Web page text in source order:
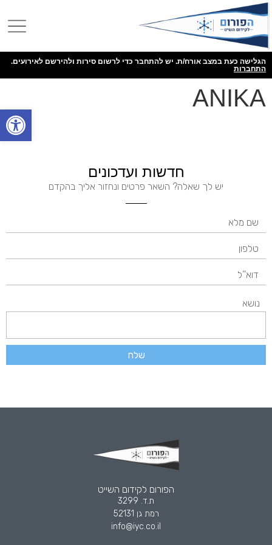
הגלישה כעת במצב אורח/ת. יש להתחבר כדי לרשום סירות ולהירשם לאירועים.
התחברות
ANIKA
חדשות ועדכונים
יש לך שאלה? השאר פרטים ונחזור אליך בהקדם
נושא
שלח
הפורום לקידום השייט
ת.ד. 3299
רמת גן 52131
info@iyc.co.il